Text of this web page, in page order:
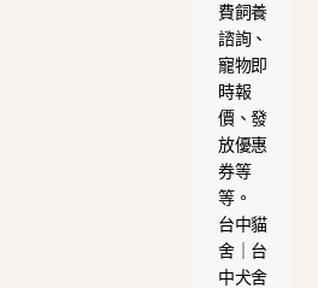
費飼養
諮詢、
寵物即
時報
價、發
放優惠
券等
等。
台中貓
舍｜台
中犬舍